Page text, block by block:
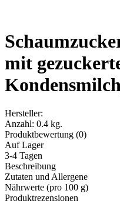
mit
Hersteller:
Anzahl: 0.4 kg.
Produktbewertung (0)
Auf Lager
3-4 Tagen
Beschreibung
Zutaten und Allergene
Nährwerte (pro 100 g)
Produktrezensionen